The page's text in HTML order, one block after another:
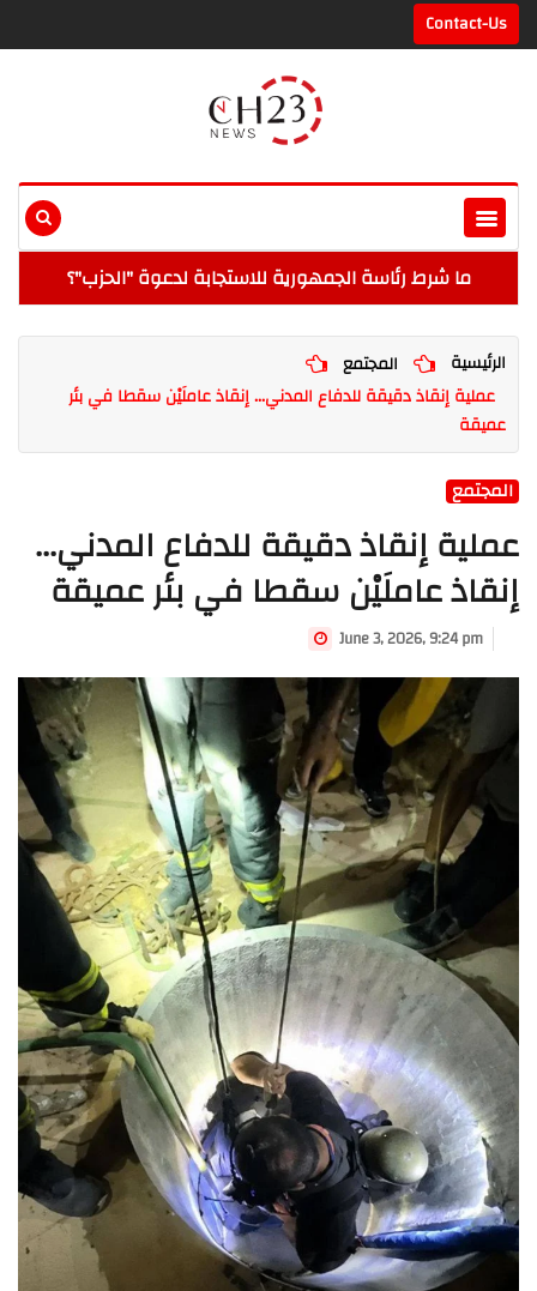
Contact-Us
ما شرط رئاسة الجمهورية للاستجابة لدعوة "الحزب"؟
الرئيسية
المجتمع
عملية إنقاذ دقيقة للدفاع المدني... إنقاذ عاملَيْن سقطا في بئر
عميقة
المجتمع
عملية إنقاذ دقيقة للدفاع المدني...
إنقاذ عاملَيْن سقطا في بئر عميقة
June 3, 2026, 9:24 pm